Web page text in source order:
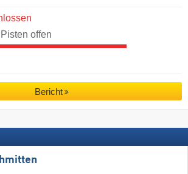
offen
Bericht